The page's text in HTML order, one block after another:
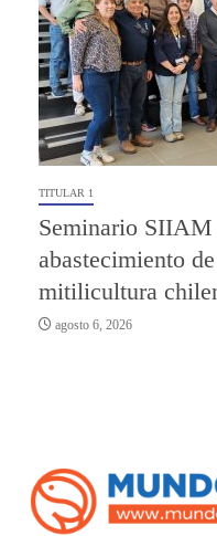
TITULAR 1
Seminario
abastecimiento
mitilicultura
agosto 6, 2026